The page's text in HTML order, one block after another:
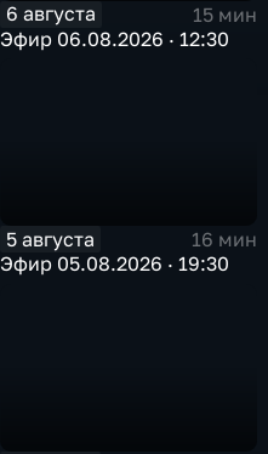
6 августа
15 мин
Эфир 06.08.2026 · 12:30
5 августа
16 мин
Эфир 05.08.2026 · 19:30